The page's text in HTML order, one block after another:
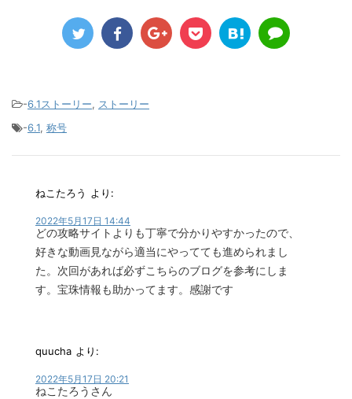
-6.1ストーリー, ストーリー
-6.1, 称号
ねこたろう より:
2022年5月17日 14:44
どの攻略サイトよりも丁寧で分かりやすかったので、
好きな動画見ながら適当にやってても進められまし
た。次回があれば必ずこちらのブログを参考にしま
す。宝珠情報も助かってます。感謝です
quucha より:
2022年5月17日 20:21
ねこたろうさん